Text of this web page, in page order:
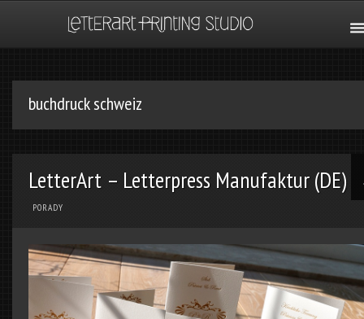
buchdruck schweiz
LetterArt – Letterpress Manufaktur (DE)
PORADY